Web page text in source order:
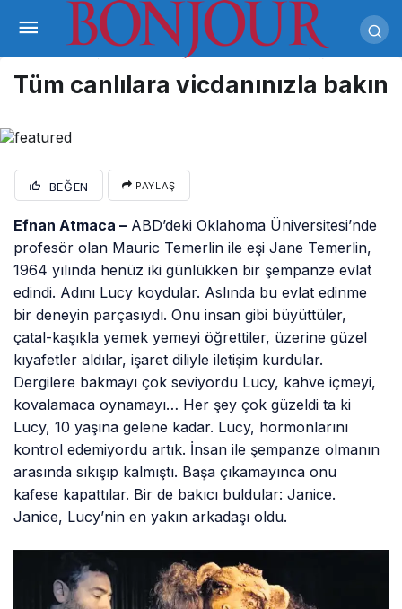
Tüm canlılara vicdanınızla bakın
BEĞEN PAYLAŞ
Efnan Atmaca – ABD’deki Oklahoma Üniversitesi’nde
profesör olan Mauric Temerlin ile eşi Jane Temerlin,
1964 yılında henüz iki günlükken bir şempanze evlat
edindi. Adını Lucy koydular. Aslında bu evlat edinme
bir deneyin parçasıydı. Onu insan gibi büyüttüler,
çatal-kaşıkla yemek yemeyi öğrettiler, üzerine güzel
kıyafetler aldılar, işaret diliyle iletişim kurdular.
Dergilere bakmayı çok seviyordu Lucy, kahve içmeyi,
kovalamaca oynamayı… Her şey çok güzeldi ta ki
Lucy, 10 yaşına gelene kadar. Lucy, hormonlarını
kontrol edemiyordu artık. İnsan ile şempanze olmanın
arasında sıkışıp kalmıştı. Başa çıkamayınca onu
kafese kapattılar. Bir de bakıcı buldular: Janice.
Janice, Lucy’nin en yakın arkadaşı oldu.